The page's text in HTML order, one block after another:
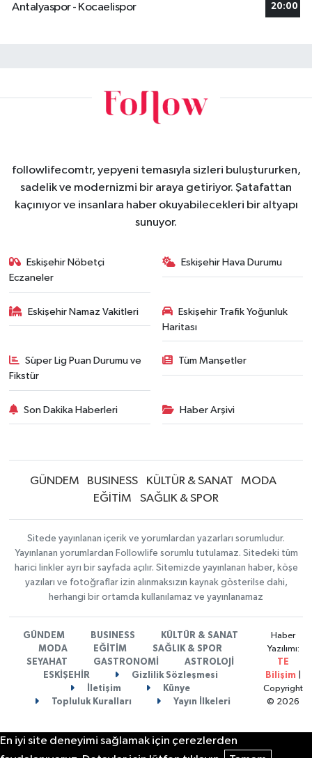
Antalyaspor - Kocaelispor 20:00
followlifecomtr, yepyeni temasıyla sizleri buluştururken,
sadelik ve modernizmi bir araya getiriyor. Şatafattan
kaçınıyor ve insanlara haber okuyabilecekleri bir altyapı
sunuyor.
Eskişehir Nöbetçi
Eczaneler
Eskişehir Hava Durumu
Eskişehir Namaz Vakitleri
Eskişehir Trafik Yoğunluk
Haritası
Süper Lig Puan Durumu ve
Fikstür
Tüm Manşetler
Son Dakika Haberleri Haber Arşivi
GÜNDEM BUSINESS KÜLTÜR & SANAT
MODA
EĞİTİM
SAĞLIK & SPOR
Sitede yayınlanan içerik ve yorumlardan yazarları sorumludur.
Yayınlanan yorumlardan Followlife sorumlu tutulamaz. Sitedeki tüm
harici linkler ayrı bir sayfada açılır. Sitemizde yayınlanan haber, köşe
yazıları ve fotoğraflar izin alınmaksızın kaynak gösterilse dahi,
herhangi bir ortamda kullanılamaz ve yayınlanamaz
GÜNDEM BUSINESS
KÜLTÜR & SANAT
MODA
EĞİTİM
SAĞLIK & SPOR
SEYAHAT
GASTRONOMİ
ASTROLOJİ
ESKİŞEHİR
Gizlilik Sözleşmesi
İletişim
Künye
Topluluk Kuralları
Yayın İlkeleri
Haber
Yazılımı:
TE
Bilişim
Copyright
© 2026
En iyi site deneyimi sağlamak için çerezlerden